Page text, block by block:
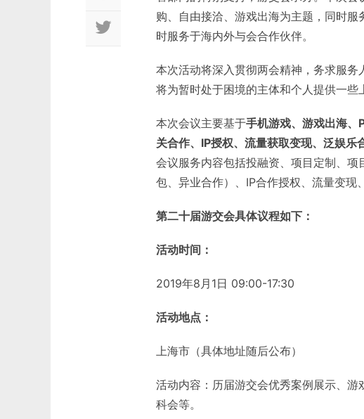
购、自由接洽、游戏出海为主题，同时
时服务于海内外与会合作伙伴。
本次活动将深入贯彻两会精神，务求服
将为暂时处于困境的主体和个人提供一些
本次会议主要基于手机游戏、游戏出海、
关合作、IP授权、流量获取变现、泛娱乐
会议服务内容包括投融资、项目定制、
包、异业合作）、IP合作授权、流量变现
第二十届游交会具体议程如下：
活动时间：
2019年8月1日 09:00-17:30
活动地点：
上海市（具体地址随后公布）
活动内容：历届游交会优秀案例展示、
科会等。